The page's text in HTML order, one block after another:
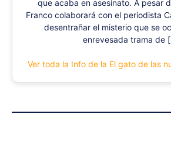
que acaba en asesinato. A pesar
Franco colaborará con el periodista
desentrañar el misterio que se
enrevesada trama de
Ver toda la Info de la El gato de las